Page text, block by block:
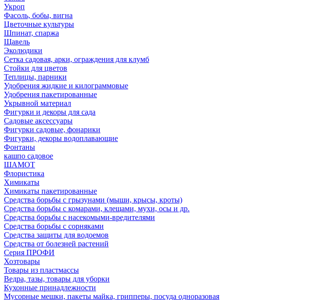
Укроп
Фасоль, бобы, вигна
Цветочные культуры
Шпинат, спаржа
Щавель
Эколюдики
Сетка садовая, арки, ограждения для клумб
Стойки для цветов
Теплицы, парники
Удобрения жидкие и килограммовые
Удобрения пакетированные
Укрывной материал
Фигурки и декоры для сада
Садовые аксессуары
Фигурки садовые, фонарики
Фигурки, декоры водоплавающие
Фонтаны
кашпо садовое
ШАМОТ
Флористика
Химикаты
Химикаты пакетированные
Средства борьбы с грызунами (мыши, крысы, кроты)
Средства борьбы с комарами, клещами, мухи, осы и др.
Средства борьбы с насекомыми-вредителями
Средства борьбы с сорняками
Средства защиты для водоемов
Средства от болезней растений
Серия ПРОФИ
Хозтовары
Товары из пластмассы
Ведра, тазы, товары для уборки
Кухонные принадлежности
Мусорные мешки, пакеты майка, грипперы, посуда одноразовая